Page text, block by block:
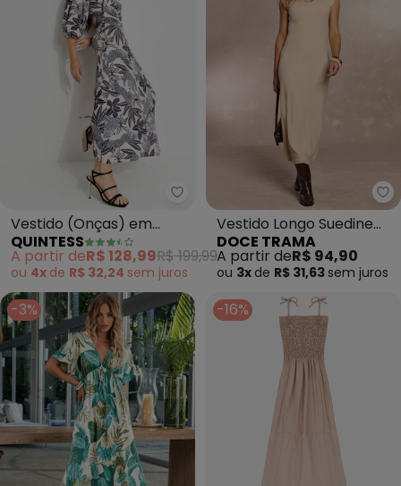
Quintess - Vestido (Onças) em
Vestido (Onças) em
Malha Fria
QUINTESS
A partir deR$ 128,99R$ 199,99
ou 4x de R$ 32,24 sem juros
Vestido Longo Suedine
Manga Curta (Bege)
DOCE TRAMA
A partir deR$ 94,90
ou 3x de R$ 31,63 sem juros
-3% -16%